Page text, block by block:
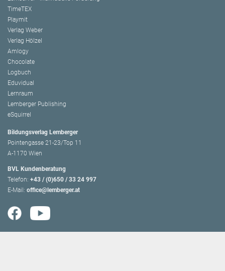
TimeTEX
Playmit
Verlag Weber
Verlag Hölzel
Amlogy
Chocolate
Logbuch
Eduvidual
Lernraum
Lemberger Publishing
eSquirrel
Bildungsverlag Lemberger
Pointengasse 21-23/Top 11
A-1170 Wien
BVL Kundenberatung
Telefon: +43 / (0)650 / 33 24 997
E-Mail: office@lemberger.at